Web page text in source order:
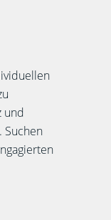
und
Suchen